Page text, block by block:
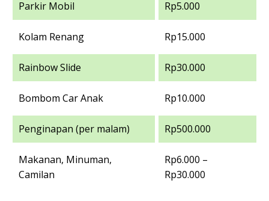
Parkir Mobil Rp5.000
Kolam Renang Rp15.000
Rainbow Slide Rp30.000
Bombom Car Anak Rp10.000
Penginapan (per malam) Rp500.000
Makanan, Minuman,
Camilan
Rp6.000 –
Rp30.000